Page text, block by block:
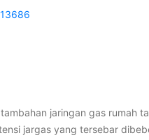
jaringan gas
jargas yang tersebar